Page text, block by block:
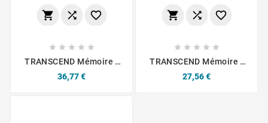
  
    
TRANSCEND Mémoire -
Prix
36,77 €
  
    
TRANSCEND Mémoire -
Prix
27,56 €